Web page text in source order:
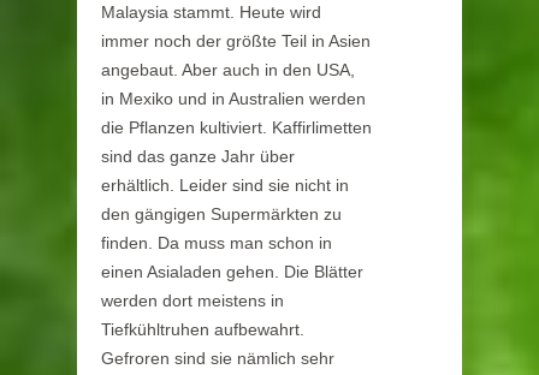
Malaysia stammt. Heute wird
immer noch der größte Teil in Asien
angebaut. Aber auch in den USA,
in Mexiko und in Australien werden
die Pflanzen kultiviert. Kaffirlimetten
sind das ganze Jahr über
erhältlich. Leider sind sie nicht in
den gängigen Supermärkten zu
finden. Da muss man schon in
einen Asialaden gehen. Die Blätter
werden dort meistens in
Tiefkühltruhen aufbewahrt.
Gefroren sind sie nämlich sehr